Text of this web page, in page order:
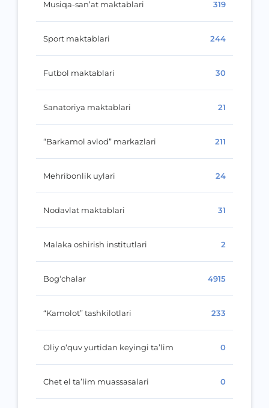
Musiqa-san’at maktablari 319
Sport maktablari 244
Futbol maktablari 30
Sanatoriya maktablari 21
“Barkamol avlod” markazlari 211
Mehribonlik uylari 24
Nodavlat maktablari 31
Malaka oshirish institutlari 2
Bog‘chalar 4915
“Kamolot” tashkilotlari 233
Oliy o‘quv yurtidan keyingi ta’lim 0
Chet el ta’lim muassasalari 0